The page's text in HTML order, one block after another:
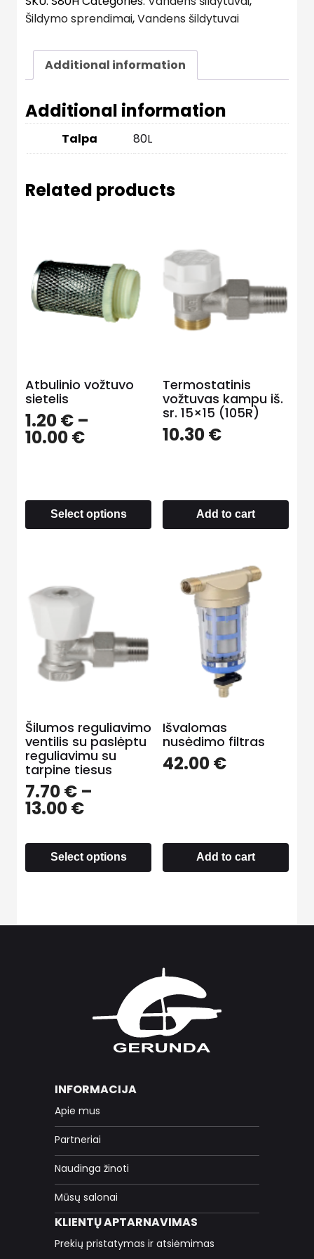
Šildymo sprendimai,Vandens šildytuvai
Additional information
Additional information
Talpa 80L
Related products
Atbulinio vožtuvo
sietelis
1.20€ –
10.00€
Select options
Termostatinis
vožtuvas kampu iš.
sr. 15×15 (105R)
10.30€
Add to cart
Šilumos reguliavimo
ventilis su paslėptu
reguliavimu su
tarpine tiesus
7.70€ –
13.00€
Select options
Išvalomas
nusėdimo filtras
42.00€
Add to cart
INFORMACIJA
Apie mus
Partneriai
Naudinga žinoti
Mūsų salonai
KLIENTŲ APTARNAVIMAS
Prekių pristatymas ir atsiėmimas